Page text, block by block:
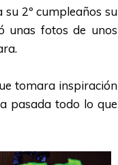
2º cumpleaños su
unas fotos de unos
tomara inspiración
pasada todo lo que